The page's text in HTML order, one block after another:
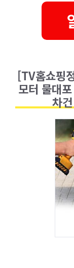
[TV홈쇼핑
모터 물대
차